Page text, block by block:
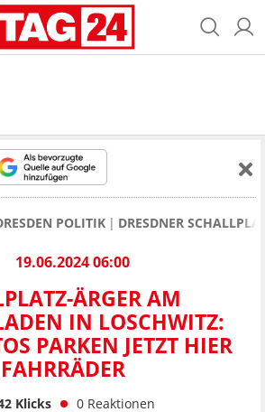
POLITIK DRESDNER
19.06.2024 06:00
ÄRGER AM
IN LOSCHWITZ:
PARKEN JETZT HIER
FAHRRÄDER
Klicks 0 Reaktionen